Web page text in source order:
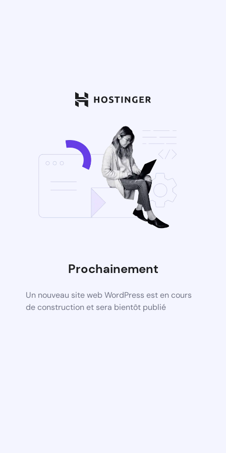
Prochainement
Un nouveau site web WordPress est en cours
de construction et sera bientôt publié